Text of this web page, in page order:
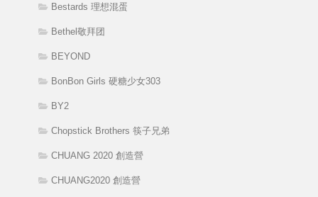
Bestards 理想混蛋
Bethel敬拜团
BEYOND
BonBon Girls 硬糖少女303
BY2
Chopstick Brothers 筷子兄弟
CHUANG 2020 創造營
CHUANG2020 創造營